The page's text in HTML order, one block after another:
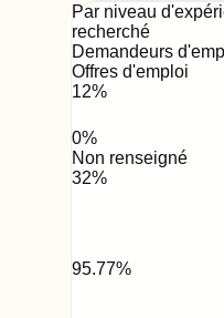
Par niveau
recherché
Demandeurs
Offres d'emploi
12%
0%
Non renseigné
32%
95.77%